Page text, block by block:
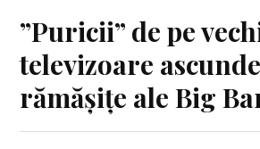
”Puricii” de pe
televizoare
rămășițe ale Big